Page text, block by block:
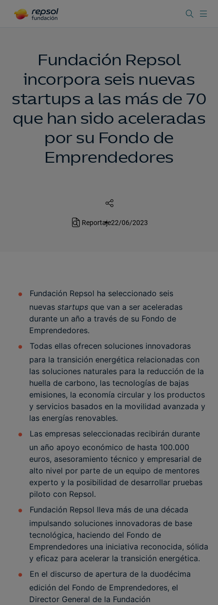
Fundación Repsol
incorpora seis nuevas
startups a las más de 70
que han sido aceleradas
por su Fondo de
Emprendedores
Reportaje22/06/2023
Fundación Repsol ha seleccionado seis
nuevas startups que van a ser aceleradas
durante un año a través de su Fondo de
Emprendedores.
Todas ellas ofrecen soluciones innovadoras
para la transición energética relacionadas con
las soluciones naturales para la reducción de la
huella de carbono, las tecnologías de bajas
emisiones, la economía circular y los productos
y servicios basados en la movilidad avanzada y
las energías renovables.
Las empresas seleccionadas recibirán durante
un año apoyo económico de hasta 100.000
euros, asesoramiento técnico y empresarial de
alto nivel por parte de un equipo de mentores
experto y la posibilidad de desarrollar pruebas
piloto con Repsol.
Fundación Repsol lleva más de una década
impulsando soluciones innovadoras de base
tecnológica, haciendo del Fondo de
Emprendedores una iniciativa reconocida, sólida
y eficaz para acelerar la transición energética.
En el discurso de apertura de la duodécima
edición del Fondo de Emprendedores, el
Director General de la Fundación